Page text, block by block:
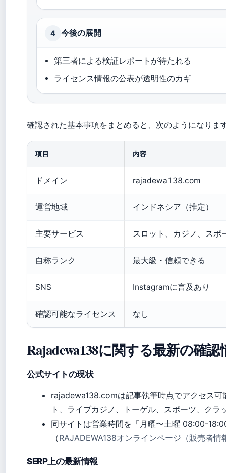
4 今後の展開
第三者による検証レポートが待たれる
ライセンス情報の公表が透明性のカギ
確認された基本事項をまとめると、次のようになりま
項目 内容
ドメイン rajadewa138.com
運営地域 インドネシア（推定）
主要サービス スロット、カジノ、スポ
自称ランク 最大級・信頼できる
SNS Instagramに言及あり
確認可能なライセンス なし
Rajadewa138に関する最新の確
公式サイトの現状
rajadewa138.comは記事執筆時点でアクセス可
ト、ライブカジノ、トーゲル、スポーツ、ク
同サイトは営業時間を「月曜〜土曜 08:00-
（RAJADEWA138オンラインページ（販売者情
SERP上の最新情報